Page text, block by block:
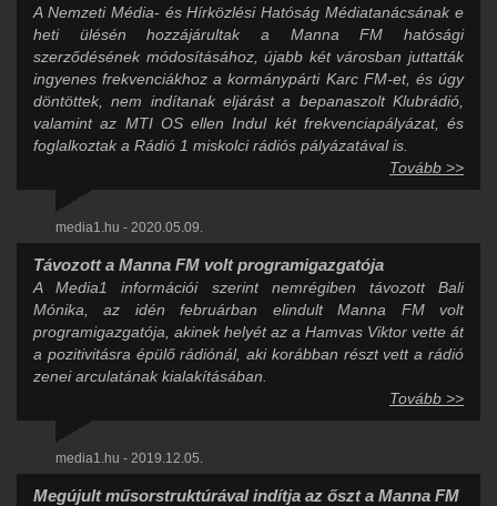
A Nemzeti Média- és Hírközlési Hatóság Médiatanácsának e
heti ülésén hozzájárultak a Manna FM hatósági
szerződésének módosításához, újabb két városban juttatták
ingyenes frekvenciákhoz a kormánypárti Karc FM-et, és úgy
döntöttek, nem indítanak eljárást a bepanaszolt Klubrádió,
valamint az MTI OS ellen Indul két frekvenciapályázat, és
foglalkoztak a Rádió 1 miskolci rádiós pályázatával is.
Tovább >>
media1.hu - 2020.05.09.
Távozott a Manna FM volt programigazgatója
A Media1 információi szerint nemrégiben távozott Bali
Mónika, az idén februárban elindult Manna FM volt
programigazgatója, akinek helyét az a Hamvas Viktor vette át
a pozitivitásra épülő rádiónál, aki korábban részt vett a rádió
zenei arculatának kialakításában.
Tovább >>
media1.hu - 2019.12.05.
Megújult műsorstruktúrával indítja az őszt a Manna FM